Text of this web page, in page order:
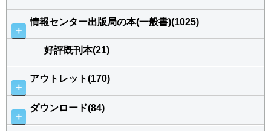
＋
情報センター出版局の本(一般書)(1025)
好評既刊本(21)
＋
アウトレット(170)
＋
ダウンロード(84)